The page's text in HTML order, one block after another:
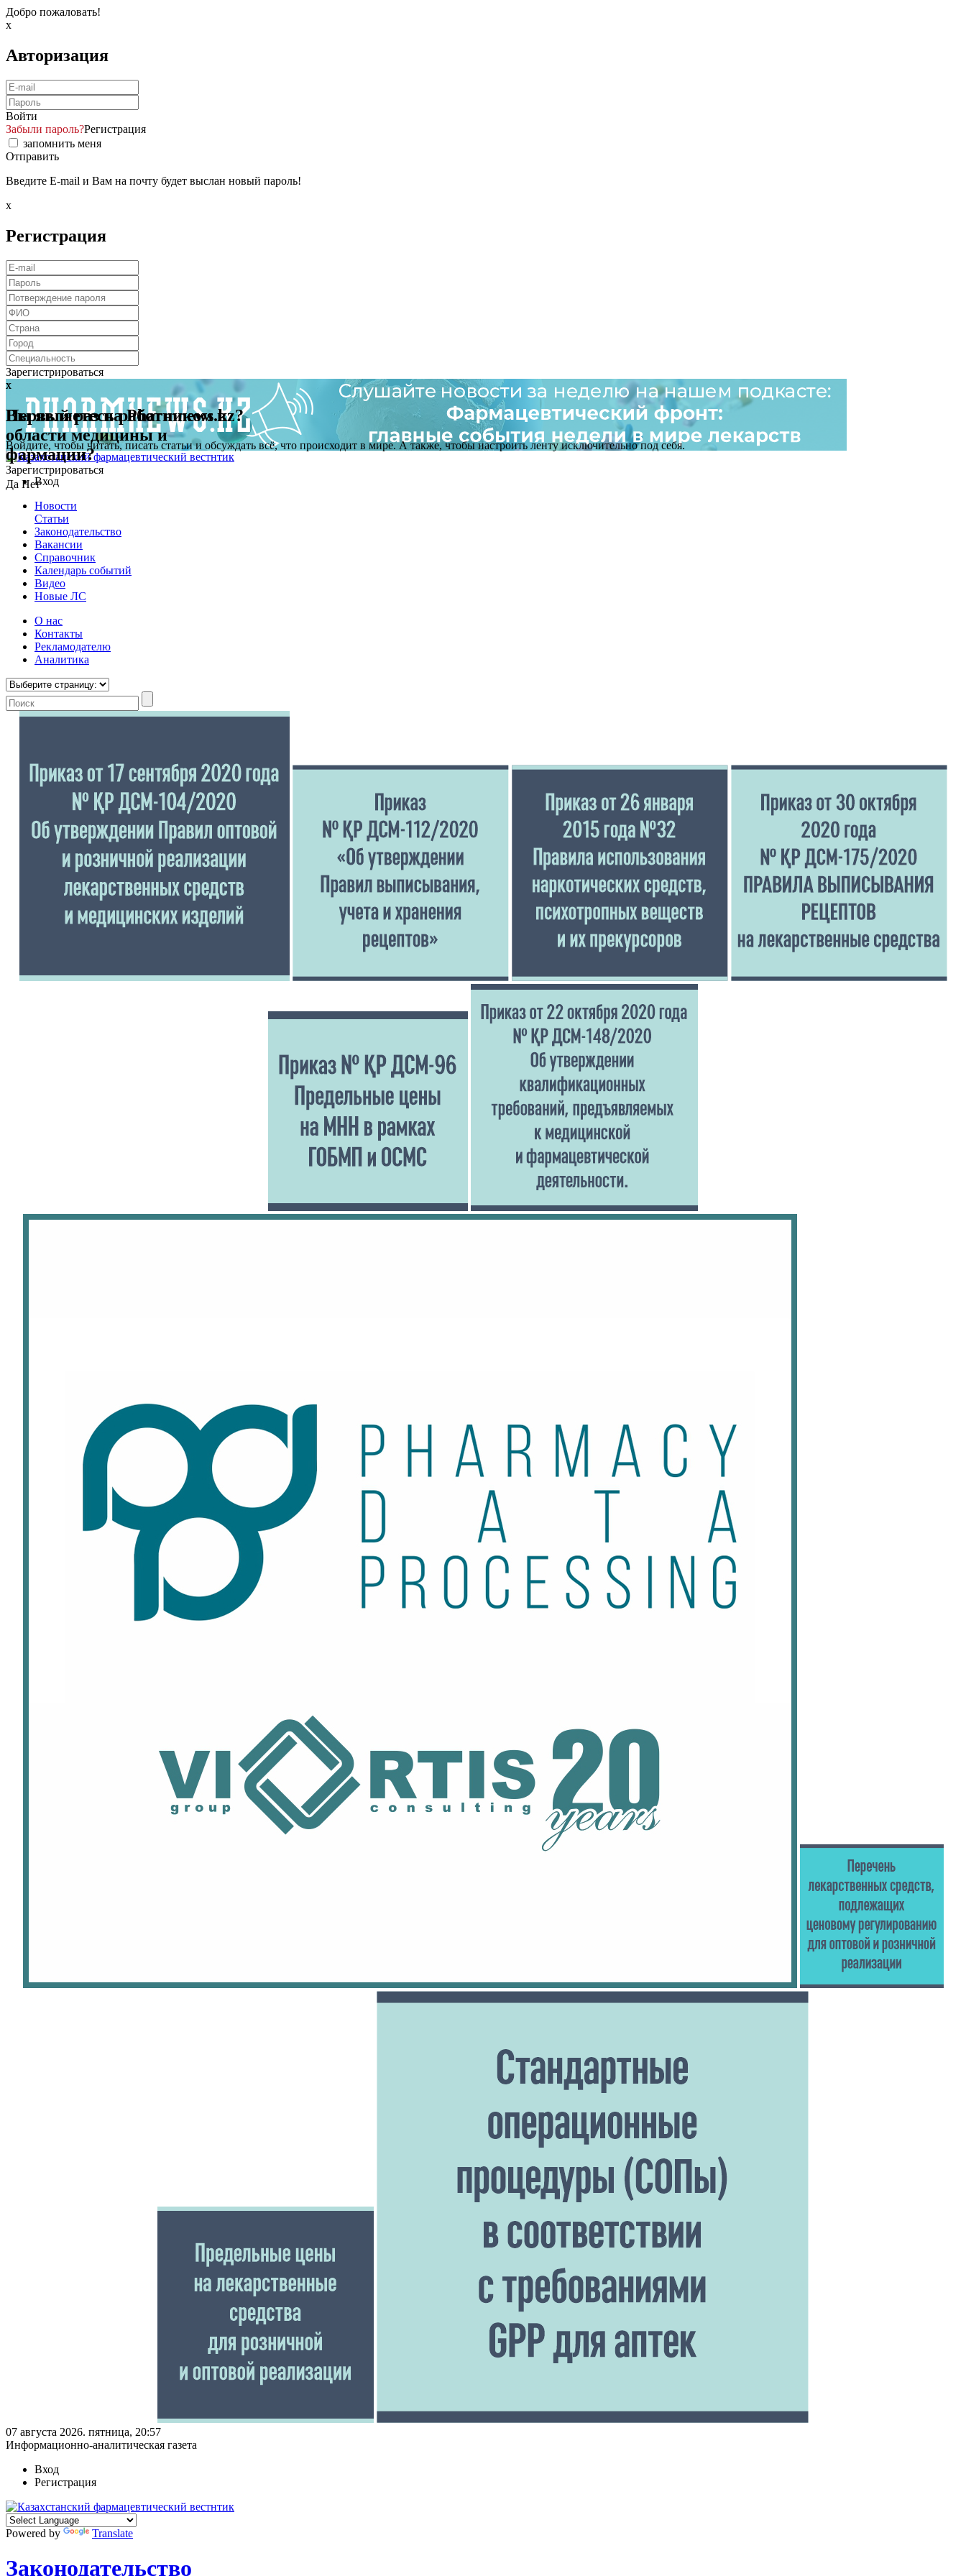
Добро пожаловать!
x
Авторизация
Войти
Забыли пароль?Регистрация
запомнить меня
Отправить
Введите E-mail и Вам на почту будет выслан новый пароль!
x
Регистрация
Зарегистрироваться
x
Первый раз на Pharmnews.kz?
Войдите, чтобы читать, писать статьи и обсуждать всё, что происходит в мире. А также, чтобы настроить ленту исключительно под себя.
Зарегистрироваться
x
Вы являетесь работником в
области медицины и
фармации?
Да НетВход
Новости
Статьи
Законодательство
Вакансии
Справочник
Календарь событий
Видео
Новые ЛС
О нас
Контакты
Рекламодателю
Аналитика
07 августа 2026. пятница, 20:57
Информационно-аналитическая газета
Вход
Регистрация
Powered by Translate
Законодательство